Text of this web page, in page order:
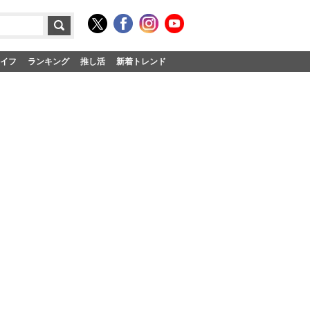
フ ランキング 推し活 新着トレンド